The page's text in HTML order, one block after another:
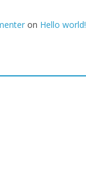
on Hello world!